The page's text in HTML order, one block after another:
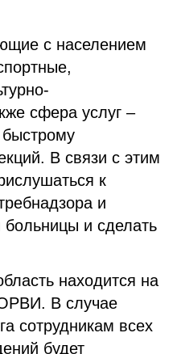
с населением
сфера услуг –
В связи с этим
к
и
больницы и сделать
находится на
В случае
сотрудникам всех
будет